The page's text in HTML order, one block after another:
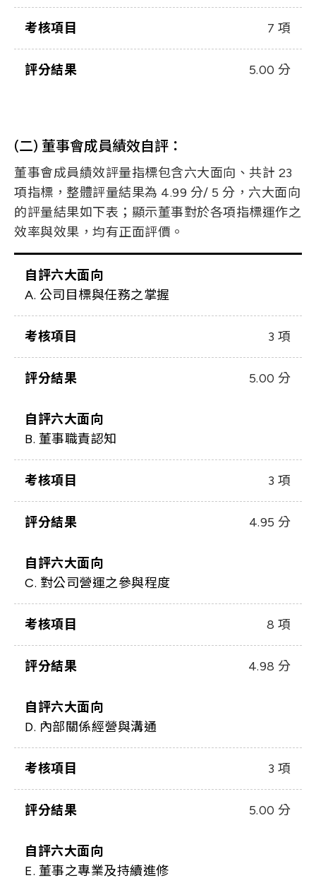
考核項目 7 項
評分結果 5.00 分
(二) 董事會成員績效自評：
董事會成員績效評量指標包含六大面向、共計 23
項指標，整體評量結果為 4.99 分/ 5 分，六大面向
的評量結果如下表；顯示董事對於各項指標運作之
效率與效果，均有正面評價。
自評六大面向
A. 公司目標與任務之掌握
考核項目 3 項
評分結果 5.00 分
自評六大面向
B. 董事職責認知
考核項目 3 項
評分結果 4.95 分
自評六大面向
C. 對公司營運之參與程度
考核項目 8 項
評分結果 4.98 分
自評六大面向
D. 內部關係經營與溝通
考核項目 3 項
評分結果 5.00 分
自評六大面向
E. 董事之專業及持續進修